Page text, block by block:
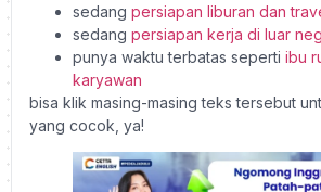
sedang persiapan liburan dan
sedang persiapan kerja di luar
punya waktu terbatas seperti ibu
karyawan
bisa klik masing-masing teks tersebut
yang cocok, ya!